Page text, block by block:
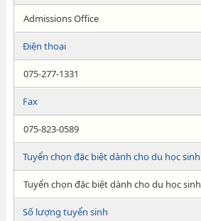
Admissions Office
Điện thoại
075-277-1331
Fax
075-823-0589
Tuyển chọn đặc biệt dành cho du học sinh
Tuyển chọn đặc biệt dành cho du học sinh
Số lượng tuyển sinh